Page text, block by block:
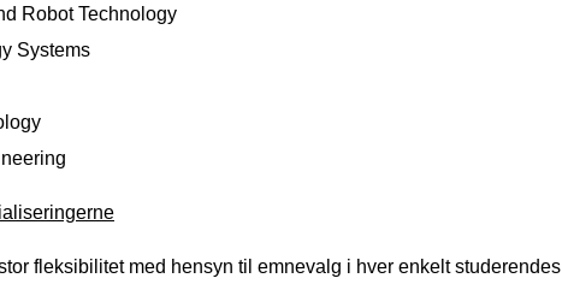
Robot Technology
Systems
fleksibilitet med hensyn til emnevalg i hver enkelt studerendes